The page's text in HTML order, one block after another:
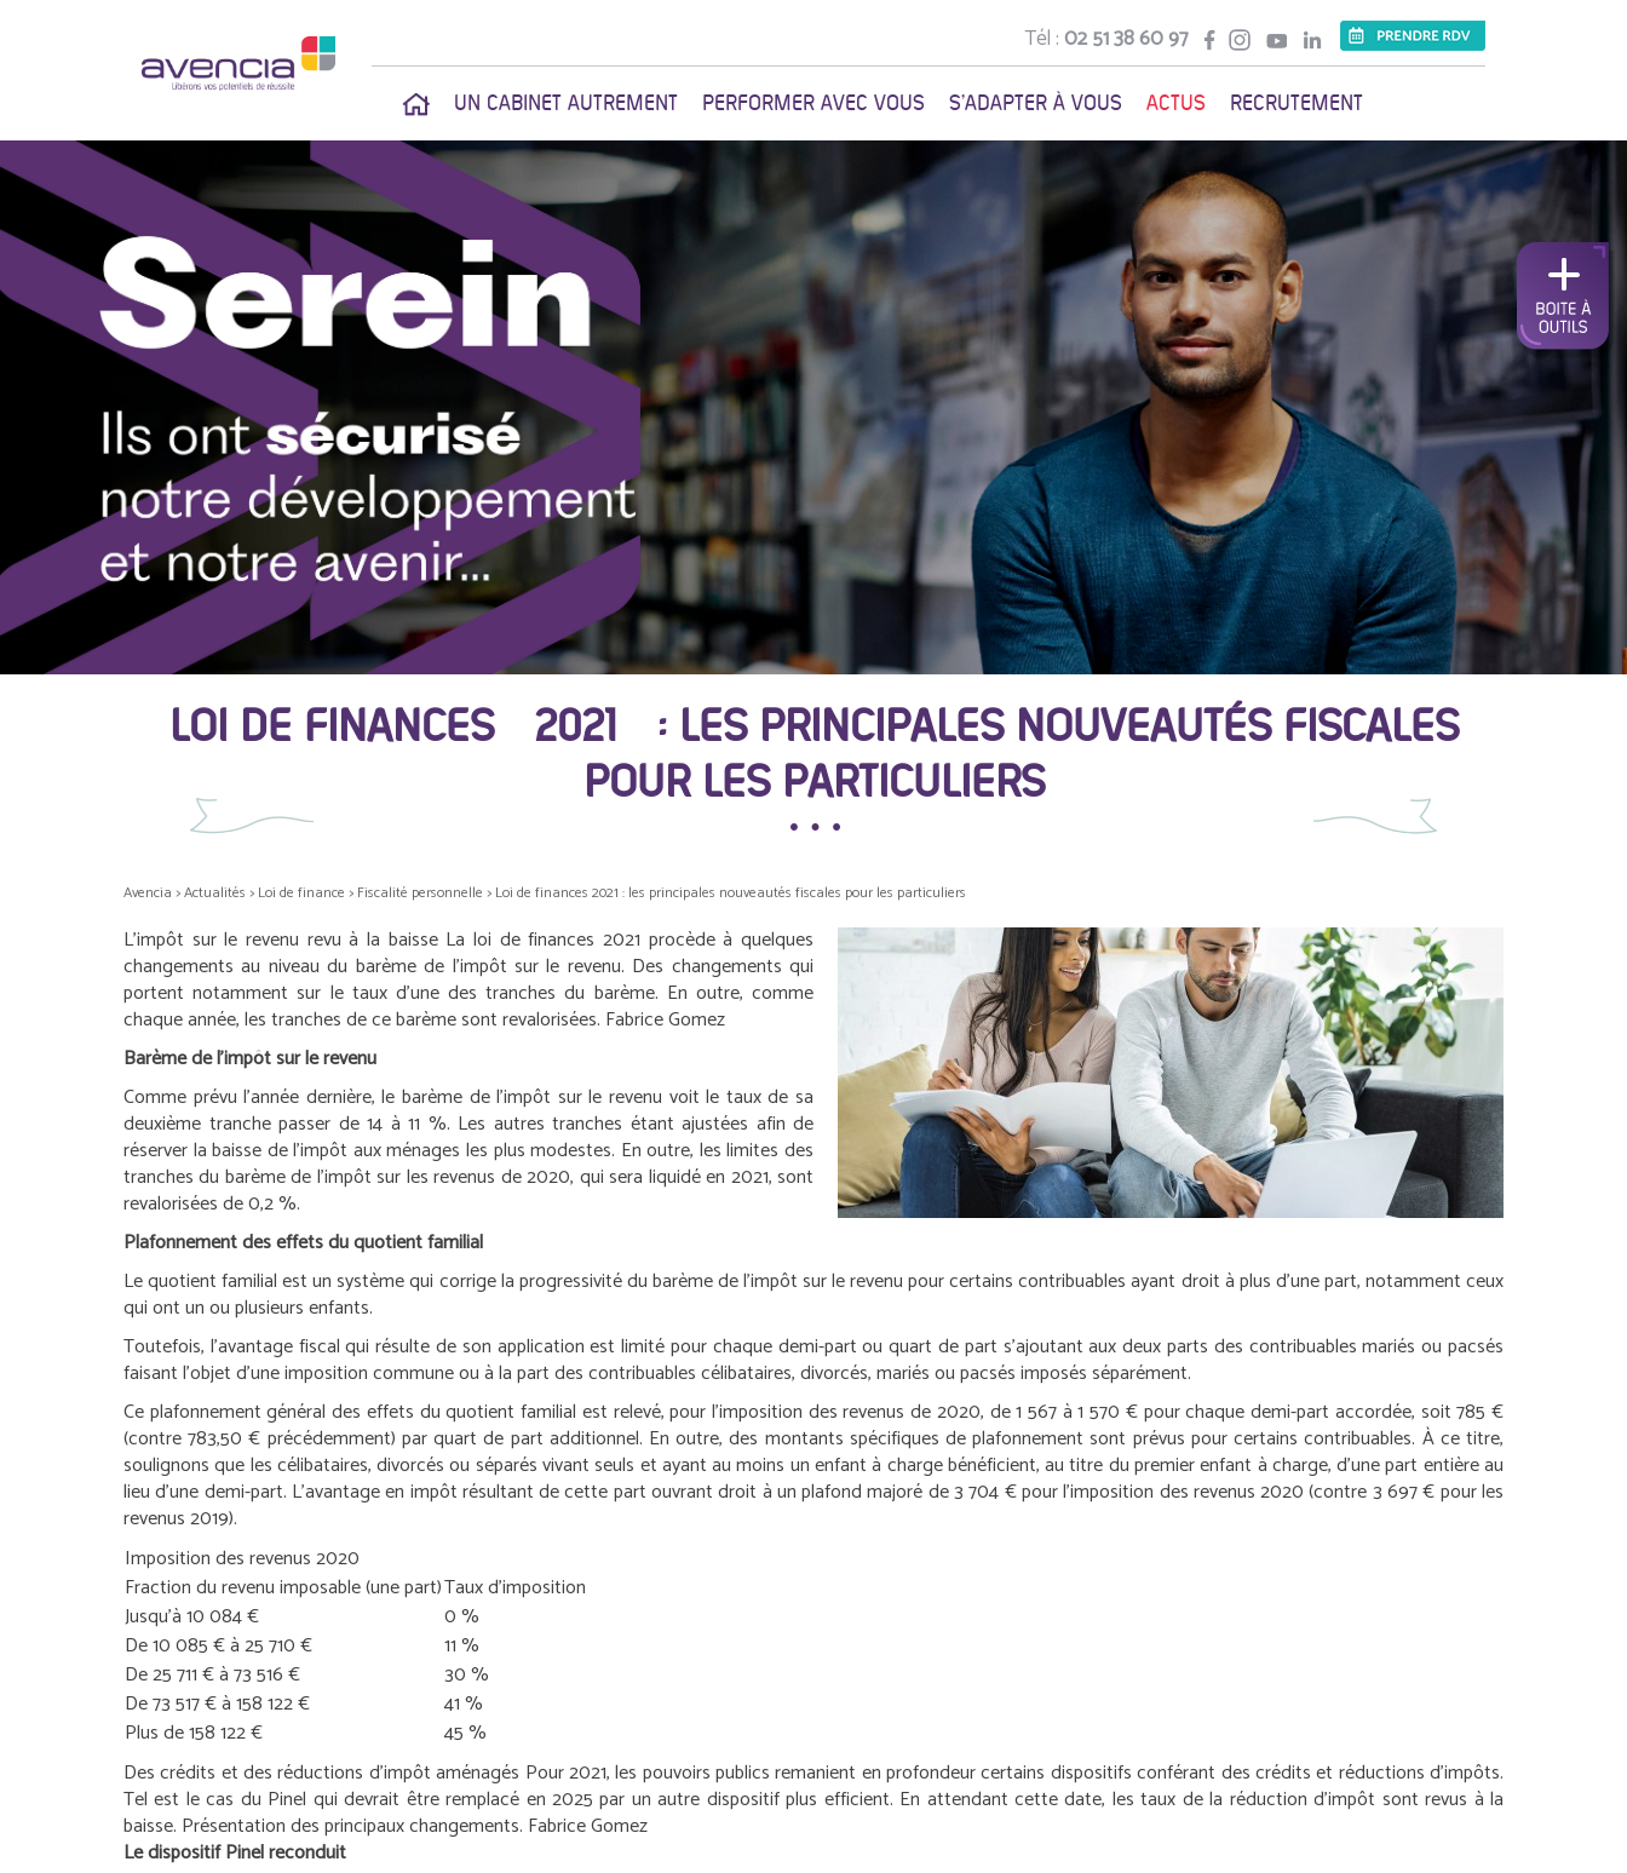
Tél :02 51 38 60 97
UN CABINET AUTREMENT PERFORMER AVEC VOUS S'ADAPTER À VOUS ACTUS RECRUTEMENT
LOI DE FINANCES 2021 : LES PRINCIPALES NOUVEAUTÉS FISCALES
POUR LES PARTICULIERS
Avencia >Actualités > Loi de finance > Fiscalité personnelle > Loi de finances 2021 : les principales nouveautés fiscales pour les particuliers
L’impôt sur le revenu revu à la baisse La loi de finances 2021 procède à quelques
changements au niveau du barème de l’impôt sur le revenu. Des changements qui
portent notamment sur le taux d’une des tranches du barème. En outre, comme
chaque année, les tranches de ce barème sont revalorisées. Fabrice Gomez
Barème de l’impôt sur le revenu
Comme prévu l’année dernière, le barème de l’impôt sur le revenu voit le taux de sa
deuxième tranche passer de 14 à 11 %. Les autres tranches étant ajustées afin de
réserver la baisse de l’impôt aux ménages les plus modestes. En outre, les limites des
tranches du barème de l’impôt sur les revenus de 2020, qui sera liquidé en 2021, sont
revalorisées de 0,2 %.
Plafonnement des effets du quotient familial
Le quotient familial est un système qui corrige la progressivité du barème de l’impôt sur le revenu pour certains contribuables ayant droit à plus d’une part, notamment ceux
qui ont un ou plusieurs enfants.
Toutefois, l’avantage fiscal qui résulte de son application est limité pour chaque demi-part ou quart de part s’ajoutant aux deux parts des contribuables mariés ou pacsés
faisant l’objet d’une imposition commune ou à la part des contribuables célibataires, divorcés, mariés ou pacsés imposés séparément.
Ce plafonnement général des effets du quotient familial est relevé, pour l’imposition des revenus de 2020, de 1 567 à 1 570 € pour chaque demi-part accordée, soit 785 €
(contre 783,50 € précédemment) par quart de part additionnel. En outre, des montants spécifiques de plafonnement sont prévus pour certains contribuables. À ce titre,
soulignons que les célibataires, divorcés ou séparés vivant seuls et ayant au moins un enfant à charge bénéficient, au titre du premier enfant à charge, d’une part entière au
lieu d’une demi-part. L’avantage en impôt résultant de cette part ouvrant droit à un plafond majoré de 3 704 € pour l’imposition des revenus 2020 (contre 3 697 € pour les
revenus 2019).
Imposition des revenus 2020
Fraction du revenu imposable (une part)Taux d’imposition
Jusqu’à 10 084 €
0 %
De 10 085 € à 25 710 €
11 %
De 25 711 € à 73 516 €
30 %
De 73 517 € à 158 122 €
41 %
Plus de 158 122 €
45 %
Des crédits et des réductions d’impôt aménagés Pour 2021, les pouvoirs publics remanient en profondeur certains dispositifs conférant des crédits et réductions d’impôts.
Tel est le cas du Pinel qui devrait être remplacé en 2025 par un autre dispositif plus efficient. En attendant cette date, les taux de la réduction d’impôt sont revus à la
baisse. Présentation des principaux changements. Fabrice Gomez
Le dispositif Pinel reconduit